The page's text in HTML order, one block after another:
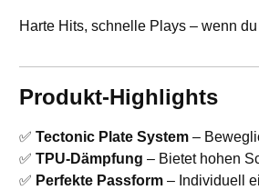
Harte Hits, schnelle Plays – wenn
Produkt-Highlights
✅ Tectonic Plate System –
✅ TPU-Dämpfung – Bietet hohen
✅ Perfekte Passform – Individuell